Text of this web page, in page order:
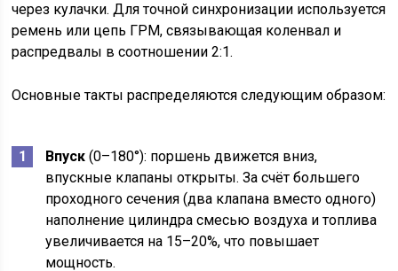
через кулачки. Для точной синхронизации используется
ремень или цепь ГРМ, связывающая коленвал и
распредвалы в соотношении 2:1.
Основные такты распределяются следующим образом:
Впуск (0–180°): поршень движется вниз,
впускные клапаны открыты. За счёт большего
проходного сечения (два клапана вместо одного)
наполнение цилиндра смесью воздуха и топлива
увеличивается на 15–20%, что повышает
мощность.